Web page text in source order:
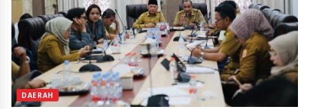
DAERAH